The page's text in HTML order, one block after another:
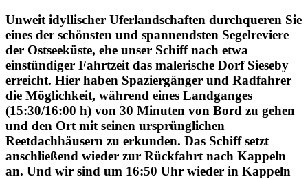
Unweit idyllischer Uferlandschaften durchqueren Sie
eines der schönsten und spannendsten Segelreviere
der Ostseeküste, ehe unser Schiff nach etwa
einstündiger Fahrtzeit das malerische Dorf Sieseby
erreicht. Hier haben Spaziergänger und Radfahrer
die Möglichkeit, während eines Landganges
(15:30/16:00 h) von 30 Minuten von Bord zu gehen
und den Ort mit seinen ursprünglichen
Reetdachhäusern zu erkunden. Das Schiff setzt
anschließend wieder zur Rückfahrt nach Kappeln
an. Und wir sind um 16:50 Uhr wieder in Kappeln